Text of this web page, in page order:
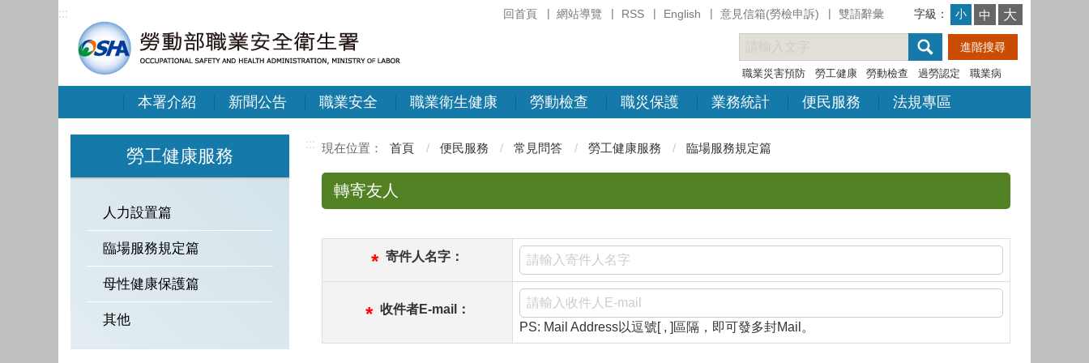
回首頁 網站導覽 RSS English 意見信箱(勞檢申訴) 雙語辭彙
::: 字級： 小 中 大
職業災害預防 勞工健康 勞動檢查 過勞認定 職業病
本署介紹 新聞公告 職業安全 職業衛生健康 勞動檢查 職災保護 業務統計 便民服務 法規專區
勞工健康服務
人力設置篇
臨場服務規定篇
母性健康保護篇
其他
::: 首頁 便民服務 常見問答 勞工健康服務 臨場服務規定篇
轉寄友人
* 寄件人名字：
* 收件者E-mail：
PS: Mail Address以逗號[ , ]區隔，即可發多封Mail。